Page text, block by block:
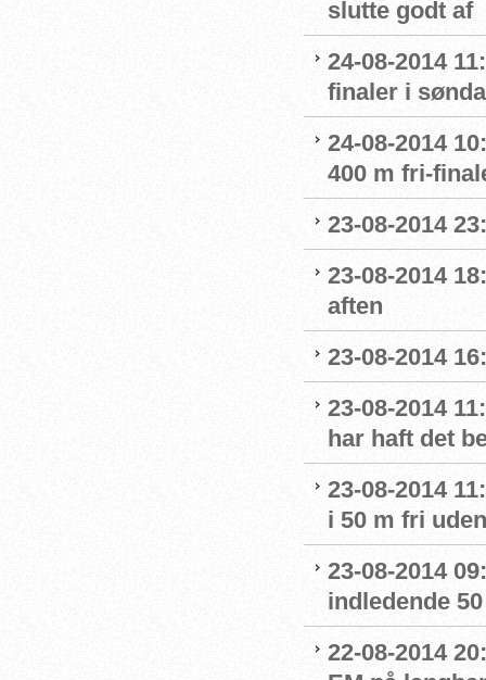
slutte godt af
24-08-2014
finaler i
24-08-2014
400 m fri-
23-08-2014
23-08-2014
aften
23-08-2014
23-08-2014
har haft det
23-08-2014
i 50 m fri
23-08-2014
indledende
22-08-2014